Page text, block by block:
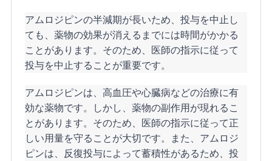
アムロジピンの半減期が長いため、投与を中止し
ても、薬物の効果が消えるまでには時間がかかる
ことがあります。そのため、医師の指示に従って
投与を中止することが重要です。
アムロジピンは、高血圧や心臓病などの治療に有
効な薬物です。しかし、薬物の副作用が現れるこ
とがあります。そのため、医師の指示に従って正
しい用量を守ることが大切です。また、アムロジ
ピンは、反復投与によって蓄積性があるため、投